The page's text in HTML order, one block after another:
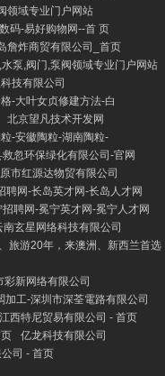
领域专业门户网站
码-易好购物网--首 页
詹炸商贸有限公司_首页
泵,阀门,泵阀领域专业门户网站
技有限公司
-大叶女贞修建方法-白
北京望凡技术开发网
-安徽陶粒-湖南陶粒-
忽环保绿化有限公司-官网
市红源达物贸有限公司
聘网-长岛英才网-长岛人才网
招聘网-冕宁英才网-冕宁人才网
南玄星网络科技有限公司
旅游20年，来澳洲、新西兰首选
彩新网络有限公司
工-深圳市深荃電路有限公司
江西特尼贸易有限公司 - 首页
亿龙科技有限公司
司 - 首页